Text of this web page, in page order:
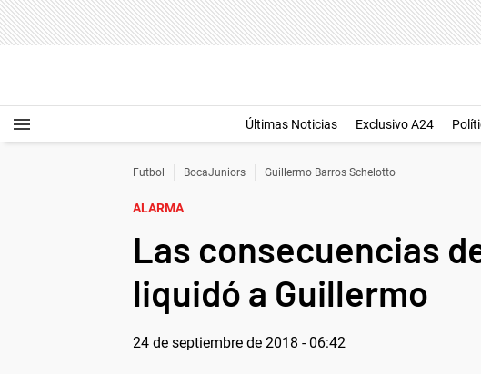
Últimas Noticias Exclusivo A24
Futbol BocaJuniors Guillermo Barros Schelotto
ALARMA
Las consecuencias
liquidó a Guillermo
24 de septiembre de 2018 - 06:42